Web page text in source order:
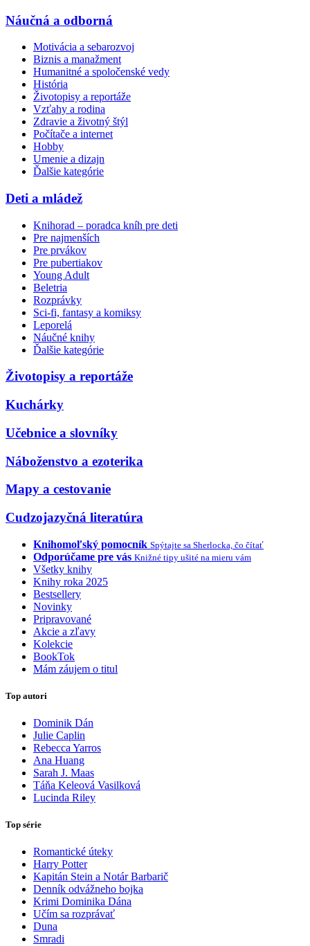
Náučná a odborná
Motivácia a sebarozvoj
Biznis a manažment
Humanitné a spoločenské vedy
História
Životopisy a reportáže
Vzťahy a rodina
Zdravie a životný štýl
Počítače a internet
Hobby
Umenie a dizajn
Ďalšie kategórie
Deti a mládež
Knihorad – poradca kníh pre deti
Pre najmenších
Pre prvákov
Pre pubertiakov
Young Adult
Beletria
Rozprávky
Sci-fi, fantasy a komiksy
Leporelá
Náučné knihy
Ďalšie kategórie
Životopisy a reportáže
Kuchárky
Učebnice a slovníky
Náboženstvo a ezoterika
Mapy a cestovanie
Cudzojazyčná literatúra
Knihomoľský pomocník Spýtajte sa Sherlocka, čo čítať
Odporúčame pre vás Knižné tipy ušité na mieru vám
Všetky knihy
Knihy roka 2025
Bestsellery
Novinky
Pripravované
Akcie a zľavy
Kolekcie
BookTok
Mám záujem o titul
Top autori
Dominik Dán
Julie Caplin
Rebecca Yarros
Ana Huang
Sarah J. Maas
Táňa Keleová Vasilková
Lucinda Riley
Top série
Romantické úteky
Harry Potter
Kapitán Stein a Notár Barbarič
Denník odvážneho bojka
Krimi Dominika Dána
Učím sa rozprávať
Duna
Smradi